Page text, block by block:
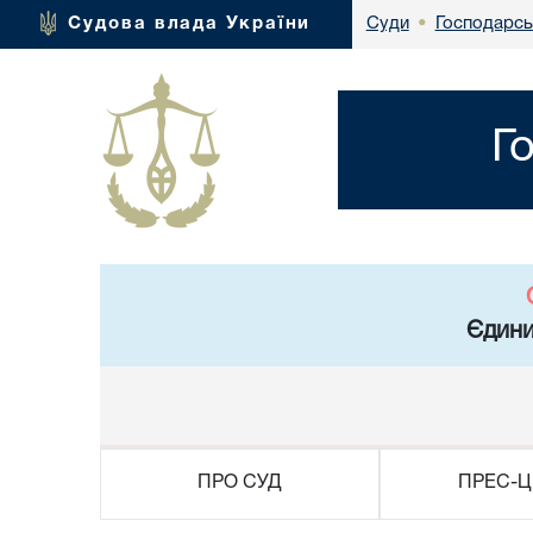
Судова влада України Суди •
ПРО СУД ПРЕС-